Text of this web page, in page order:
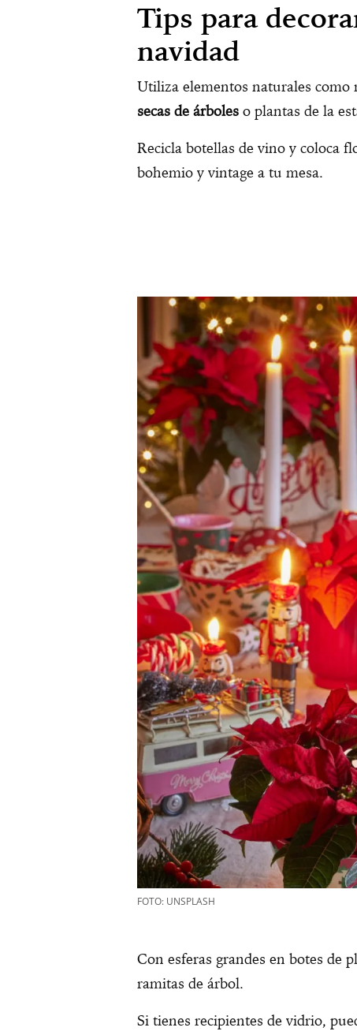
Tips para
navidad
Utiliza elementos naturales como
secas de árboles o plantas de la
Recicla botellas de vino y coloca
bohemio y vintage a tu mesa.
FOTO: UNSPLASH
Con esferas grandes en botes de
ramitas de árbol.
Si tienes recipientes de vidrio,